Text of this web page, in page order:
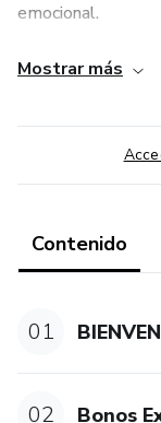
emocional.
Establecer límites
Cultivar la
día.
Transformar la
Creativos diarios
Mostrar más
Contenido
01
02 Bonos